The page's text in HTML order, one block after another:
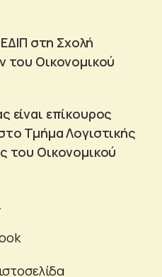
στη Σχολή
του Οικονομικού
επίκουρος
Τμήμα Λογιστικής
του Οικονομικού